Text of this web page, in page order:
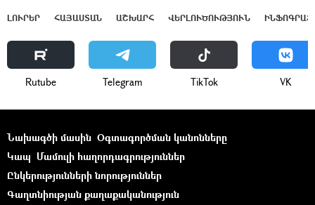
ԼՈՒՐԵՐ ՀԱՅԱՍՏԱՆ ԱՇԽԱՐՀ ՎԵՐԼՈՒԾՈՒԹՅՈՒՆ
Rutube Telegram ТikТоk VK
Նախագծի մասին Օգտագործման կանոնները
Կապ Մամուլի հաղորդագրություններ
Ընկերությունների նորություններ
Գաղտնիության քաղաքականություն